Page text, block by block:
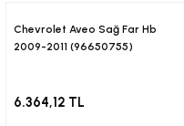
Chevrolet Aveo Sağ Far Hb
2009-2011 (96650755)
6.364,12 TL